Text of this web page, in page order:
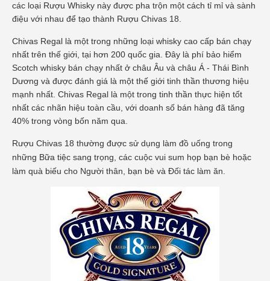
các loại Rượu Whisky này được pha trộn một cách tỉ mỉ và sành
điệu với nhau để tạo thành Rượu Chivas 18.
Chivas Regal là một trong những loại whisky cao cấp bán chạy
nhất trên thế giới, tại hơn 200 quốc gia. Đây là phí bảo hiểm
Scotch whisky bán chạy nhất ở châu Âu và châu Á - Thái Bình
Dương và được đánh giá là một thế giới tinh thần thương hiệu
mạnh nhất. Chivas Regal là một trong tinh thần thực hiện tốt
nhất các nhãn hiệu toàn cầu, với doanh số bán hàng đã tăng
40% trong vòng bốn năm qua.
Rượu Chivas 18 thường được sử dụng làm đồ uống trong
những Bữa tiệc sang trọng, các cuộc vui sum họp bạn bè hoặc
làm quà biếu cho Người thân, bạn bè và Đối tác làm ăn.